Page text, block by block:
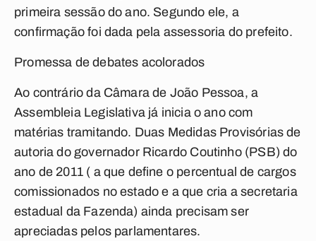
primeira sessão do ano. Segundo ele, a
confirmação foi dada pela assessoria do prefeito.
Promessa de debates acolorados
Ao contrário da Câmara de João Pessoa, a
Assembleia Legislativa já inicia o ano com
matérias tramitando. Duas Medidas Provisórias de
autoria do governador Ricardo Coutinho (PSB) do
ano de 2011 ( a que define o percentual de cargos
comissionados no estado e a que cria a secretaria
estadual da Fazenda) ainda precisam ser
apreciadas pelos parlamentares.